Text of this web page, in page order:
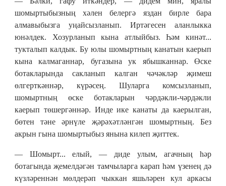
шомыртыбызның хәлен белергә яздан бирле бара
алмавыбызга уңайсызланып. Иртәгесен аланлыкка
юнәлдек. Хозурланып кына атлыйбыз. Һәм кинәт...
тукталып калдык. Бу юлы шомыртның канатын каерып
кына калмаганнар, бугазына ук ябышканнар. Өске
ботакларында сакланып калган чәчәкләр җимеш
өлгерткәннәр, күрәсең. Шуларга комсызланып,
шомыртның өске ботакларын чәрдәкли-чәрдәкли
каерып төшергәннәр. Инде ике канаты да каерылган,
бөтен тәне әрнүле җәрәхәтләнгән шомыртның. Без
акрын гына шомыртыбыз янына килеп җиттек.
— Шомырт... елый, — диде улым, агачның һәр
ботагында җемелдәгән тамчыларга карап һәм үзенең дә
күзләреннән мөлдерәп чыккан яшьләрен кул аркасы